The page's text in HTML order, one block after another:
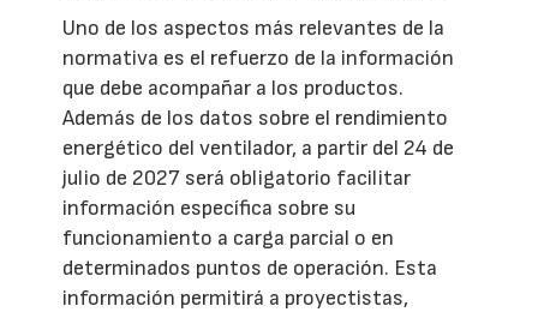
Uno de los aspectos más relevantes de la
normativa es el refuerzo de la información
que debe acompañar a los productos.
Además de los datos sobre el rendimiento
energético del ventilador, a partir del 24 de
julio de 2027 será obligatorio facilitar
información específica sobre su
funcionamiento a carga parcial o en
determinados puntos de operación. Esta
información permitirá a proyectistas,